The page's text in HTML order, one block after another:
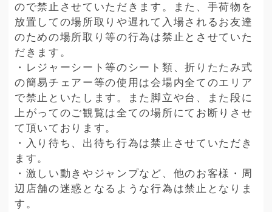
ので禁止させていただきます。また、手荷物を
放置しての場所取りや遅れて入場されるお友達
のための場所取り等の行為は禁止とさせていた
だきます。
・レジャーシート等のシート類、折りたたみ式
の簡易チェアー等の使用は会場内全てのエリア
で禁止といたします。また脚立や台、また段に
上がってのご観覧は全ての場所にてお断りさせ
て頂いております。
・入り待ち、出待ち行為は禁止させていただき
ます。
・激しい動きやジャンプなど、他のお客様・周
辺店舗の迷惑となるような行為は禁止となりま
す。